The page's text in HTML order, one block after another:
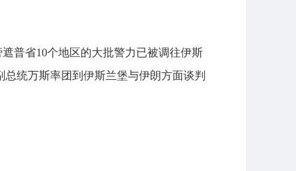
普省10个地区的大批警力已被调往伊斯
统万斯率团到伊斯兰堡与伊朗方面谈判